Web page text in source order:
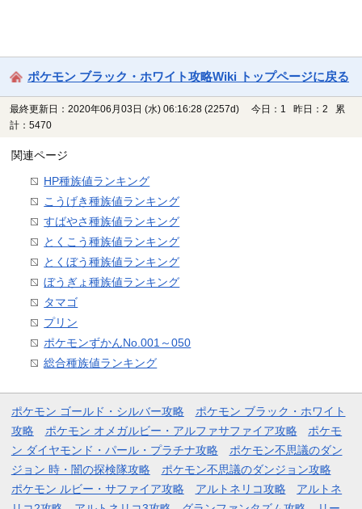
ポケモン ブラック・ホワイト攻略Wiki トップページに戻る
最終更新日：2020年06月03日 (水) 06:16:28 (2257d)
今日：1 昨日：2 累
計：5470
関連ページ
HP種族値ランキング
こうげき種族値ランキング
すばやさ種族値ランキング
とくこう種族値ランキング
とくぼう種族値ランキング
ぼうぎょ種族値ランキング
タマゴ
プリン
ポケモンずかんNo.001～050
総合種族値ランキング
ポケモン ゴールド・シルバー攻略
ポケモン ブラック・ホワイト
攻略
ポケモン オメガルビー・アルファサファイア攻略
ポケモ
ン ダイヤモンド・パール・プラチナ攻略
ポケモン不思議のダン
ジョン 時・闇の探検隊攻略
ポケモン不思議のダンジョン攻略
ポケモン ルビー・サファイア攻略
アルトネリコ攻略
アルトネ